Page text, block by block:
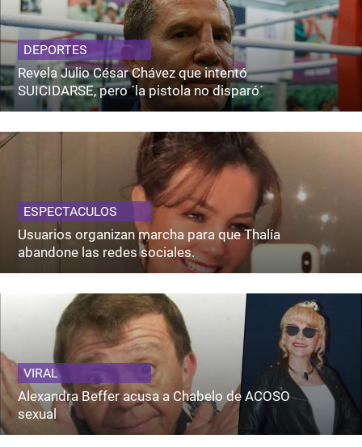
DEPORTES
Revela Julio César Chávez que intentó
SUICIDARSE, pero ´la pistola no disparó´
ESPECTACULOS
Usuarios organizan marcha para que Thalía
abandone las redes sociales.
VIRAL
Alexandra Beffer acusa a Chabelo de ACOSO
sexual